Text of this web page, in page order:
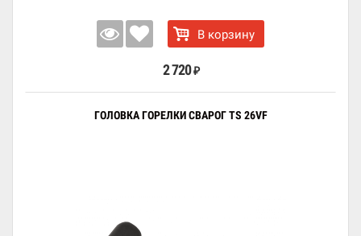
В корзину
2 720 ₽
ГОЛОВКА ГОРЕЛКИ СВАРОГ TS 26VF